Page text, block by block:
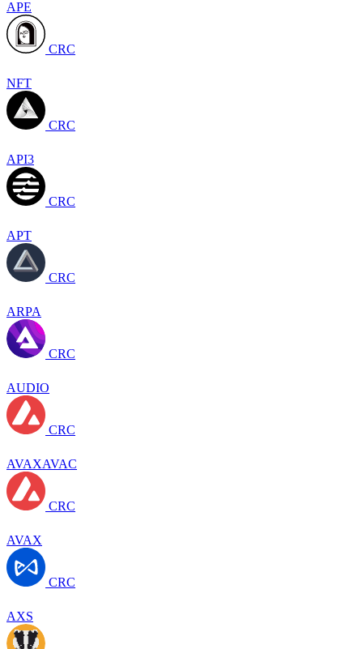
APE
CRC
NFT
CRC
API3
CRC
APT
CRC
ARPA
CRC
AUDIO
CRC
AVAXAVAC
CRC
AVAX
CRC
AXS